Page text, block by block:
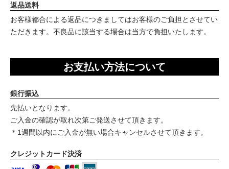
返品送料
お客様都合による返品につきましてはお客様のご負担とさせてい
ただきます。不良品に該当する場合は当方で負担いたします。
お支払い方法について
銀行振込
先払いとなります。
ご入金の確認が取れ次第ご発送させて頂きます。
＊1週間以内にご入金が無い場合キャンセルさせて頂きます。
クレジットカード決済